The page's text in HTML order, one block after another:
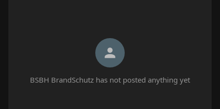
BSBH BrandSchutz has not posted anything yet